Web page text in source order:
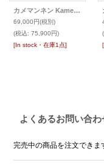
カメマンネン KameManNen サングラス KMN-9501 48size
69,000円(税別)
(税込: 75,900円)
[In stock・在庫1点]
よくあるお問い合わ
完売中の商品を注文できま